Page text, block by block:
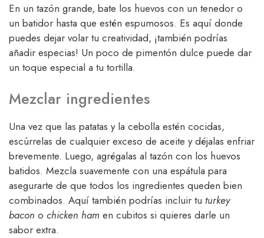
En un tazón grande, bate los huevos con un tenedor o
un batidor hasta que estén espumosos. Es aquí donde
puedes dejar volar tu creatividad, ¡también podrías
añadir especias! Un poco de pimentón dulce puede dar
un toque especial a tu tortilla.
Mezclar ingredientes
Una vez que las patatas y la cebolla estén cocidas,
escúrrelas de cualquier exceso de aceite y déjalas enfriar
brevemente. Luego, agrégalas al tazón con los huevos
batidos. Mezcla suavemente con una espátula para
asegurarte de que todos los ingredientes queden bien
combinados. Aquí también podrías incluir tu turkey
bacon o chicken ham en cubitos si quieres darle un
sabor extra.